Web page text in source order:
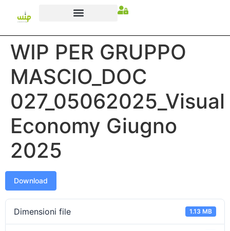
WIP PER GRUPPO
MASCIO_DOC
027_05062025_Visual
Economy Giugno
2025
Download
Dimensioni file 1.13 MB